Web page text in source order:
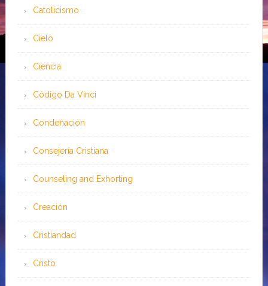
Catolicismo
Cielo
Ciencia
Código Da Vinci
Condenación
Consejería Cristiana
Counseling and Exhorting
Creación
Cristiandad
Cristo